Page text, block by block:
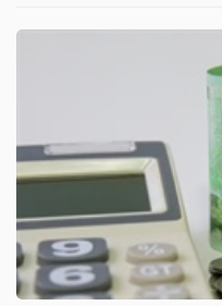
viết
của
tác
giả
(-)